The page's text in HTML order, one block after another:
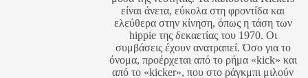
είναι άνετα, εύκολα στη φροντίδα και
ελεύθερα στην κίνηση, όπως η τάση των
hippie της δεκαετίας του 1970. Οι
συμβάσεις έχουν ανατραπεί. Όσο για το
όνομα, προέρχεται από το ρήμα «kick» και
από το «kicker», που στο ράγκμπι μιλούν